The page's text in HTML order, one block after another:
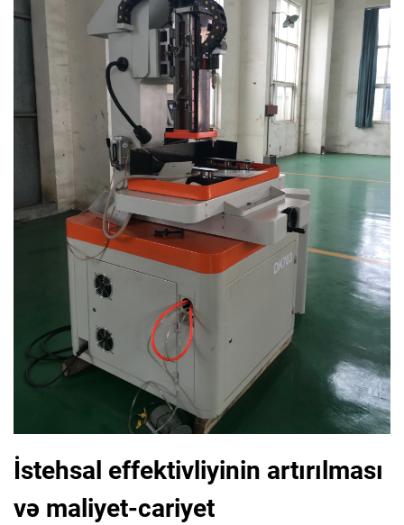
İstehsal effektivliyinin artırılması
və maliyet-cariyet